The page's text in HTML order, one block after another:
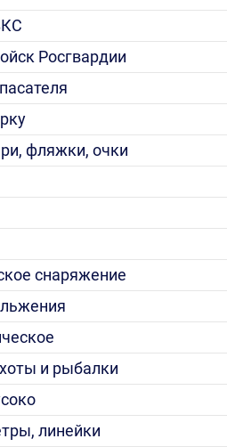
Росгвардии
фляжки, очки
снаряжение
и рыбалки
линейки